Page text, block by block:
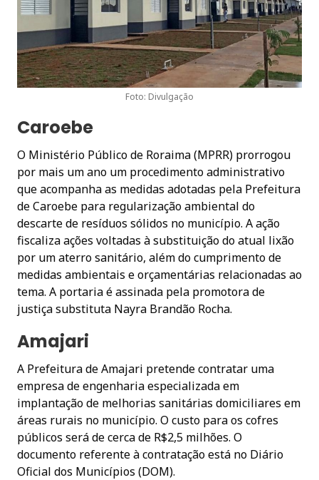
Foto: Divulgação
Caroebe
O Ministério Público de Roraima (MPRR) prorrogou
por mais um ano um procedimento administrativo
que acompanha as medidas adotadas pela Prefeitura
de Caroebe para regularização ambiental do
descarte de resíduos sólidos no município. A ação
fiscaliza ações voltadas à substituição do atual lixão
por um aterro sanitário, além do cumprimento de
medidas ambientais e orçamentárias relacionadas ao
tema. A portaria é assinada pela promotora de
justiça substituta Nayra Brandão Rocha.
Amajari
A Prefeitura de Amajari pretende contratar uma
empresa de engenharia especializada em
implantação de melhorias sanitárias domiciliares em
áreas rurais no município. O custo para os cofres
públicos será de cerca de R$2,5 milhões. O
documento referente à contratação está no Diário
Oficial dos Municípios (DOM).